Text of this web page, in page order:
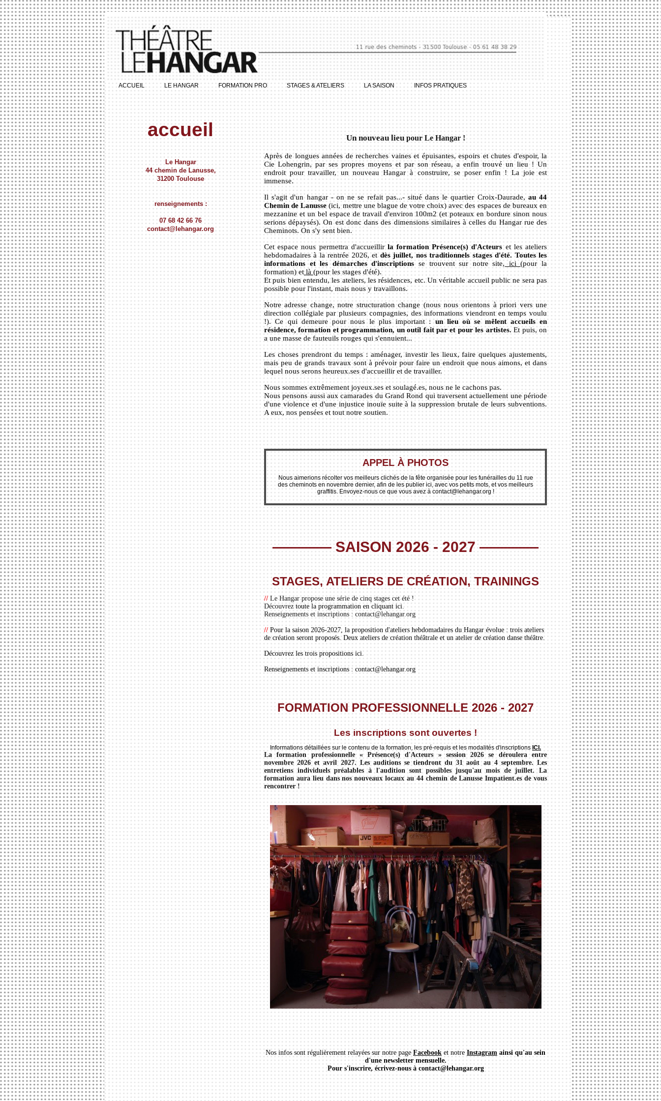
ACCUEIL LE HANGAR FORMATION PRO STAGES & ATELIERS LA SAISON INFOS PRATIQUES
accueil
Le Hangar
44 chemin de Lanusse,
31200 Toulouse
renseignements :
07 68 42 66 76
contact@lehangar.org
Un nouveau lieupour Le Hangar !
Après de longues années de recherches vaines et épuisantes, espoirs et chutes d'espoir, la
Cie Lohengrin, par ses propres moyens et par son réseau, a enfin trouvé un lieu ! Un
endroit pour travailler, un nouveau Hangar à construire, se poser enfin ! La joie est
immense.
Il s'agit d'un hangar - on ne se refait pas...- situé dans le quartier Croix-Daurade, au 44
Chemin de Lanusse(ici, mettre une blague de votre choix) avec des espaces de bureaux en
mezzanine et un bel espace de travail d'environ 100m2 (et poteaux en bordure sinon nous
serions dépaysés). On est donc dans des dimensions similaires à celles du Hangar rue des
Cheminots. On s'y sent bien.
Cet espace nous permettra d'accueillirla formation Présence(s) d'Acteurset les ateliers
hebdomadaires à la rentrée 2026, etdès juillet, nos traditionnels stages d'été. Toutes les
informations et les démarches d'inscriptionsse trouvent sur notre site, ici(pour la
formation) etlà(pour les stages d'été).
Et puis bien entendu, les ateliers, les résidences, etc. Un véritable accueil public ne sera pas
possible pour l'instant, mais nous y travaillons.
Notre adresse change, notre structuration change (nous nous orientons à priori vers une
direction collégiale par plusieurs compagnies, des informations viendront en temps voulu
!). Ce qui demeure pour nous le plus important :un lieu où se mêlent accueils en
résidence, formation et programmation, un outil fait par et pour les artistes.Et puis, on
a une masse de fauteuils rouges qui s'ennuient...
Les choses prendront du temps : aménager, investir les lieux, faire quelques ajustements,
mais peu de grands travaux sont à prévoir pour faire un endroit que nous aimons, et dans
lequel nous serons heureux.ses d'accueillir et de travailler.
Nous sommes extrêmement joyeux.ses et soulagé.es, nous ne le cachons pas.
Nous pensons aussi aux camarades du Grand Rond qui traversent actuellement une période
d'une violence et d'une injustice inouïe suite à la suppression brutale de leurs subventions.
A eux, nos pensées et tout notre soutien.
APPEL À PHOTOS
Nous aimerions récolter vos meilleurs clichés de la fête organisée pour les funérailles du 11 rue
des cheminots en novembre dernier, afin de les publier ici, avec vos petits mots, et vos meilleurs
graffitis. Envoyez-nous ce que vous avez à contact@lehangar.org !
———— SAISON 2026 - 2027 ————
STAGES, ATELIERS DE CRÉATION, TRAININGS
// Le Hangar propose une série de cinq stages cet été !
Découvrez toute la programmation en cliquant ici.
Renseignements et inscriptions : contact@lehangar.org
// Pour la saison 2026-2027, la proposition d'ateliers hebdomadaires du Hangar évolue : trois ateliers
de création seront proposés. Deux ateliers de création théâtrale et un atelier de création danse théâtre.
Découvrez les trois propositions ici.
Renseignements et inscriptions : contact@lehangar.org
FORMATION PROFESSIONNELLE 2026 - 2027
Les inscriptions sont ouvertes !
Informations détaillées sur le contenu de la formation, les pré-requis et les modalités d'inscriptions ICI.
La formation professionnelle « Présence(s) d'Acteurs » session 2026 se déroulera entre
novembre 2026 et avril 2027. Les auditions se tiendront du 31 août au 4 septembre. Les
entretiens individuels préalables à l'audition sont possibles jusqu'au mois de juillet. La
formation aura lieu dans nos nouveaux locaux au 44 chemin de Lanusse Impatient.es de vous
rencontrer !
Nos infos sont régulièrement relayées sur notre page Facebook et notreInstagram ainsi qu'au sein
d'une newsletter mensuelle.
Pour s'inscrire, écrivez-nous à contact@lehangar.org